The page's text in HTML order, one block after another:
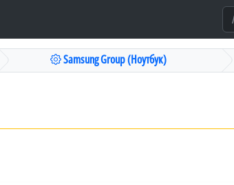
Samsung Group (Ноутбук)